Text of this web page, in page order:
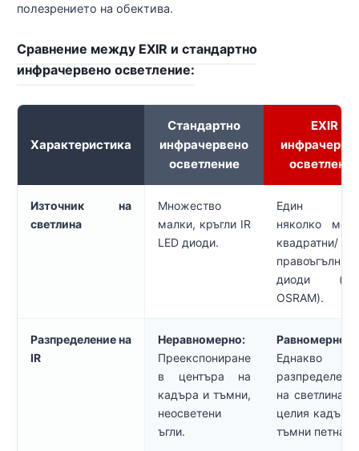
полезрението на обектива.
Сравнение между EXIR и стандартно
инфрачервено осветление:
Характеристика
Стандартно
инфрачервено
осветление
EXIR
Източник на
светлина
Множество
малки, кръгли IR
LED диоди.
Един
няколко
квадратни/
правоъгълни
диоди
OSRAM).
Разпределение на
IR
Неравномерно:
Преекспониране
в центъра на
кадъра и тъмни,
неосветени
ъгли.
Равномерно:
Еднакво
на
целия кадър,
тъмни петна.